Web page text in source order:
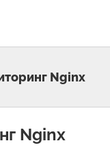
Nginx
Nginx